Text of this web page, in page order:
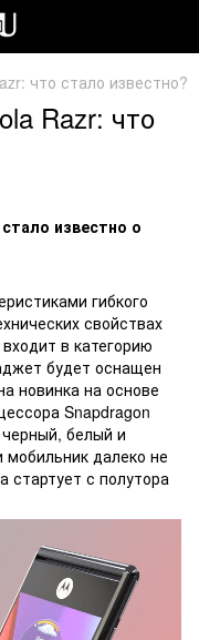
что стало известно?
Razr: что
известно о
гибкого
свойствах
в категорию
будет оснащен
новинка на основе
Snapdragon
белый и
далеко не
стартует с полутора